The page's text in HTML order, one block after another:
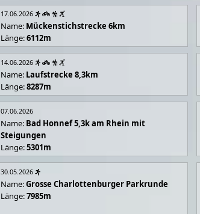
17.06.2026
Name: Mückenstichstrecke 6km
Länge:6112m
14.06.2026
Name: Laufstrecke 8,3km
Länge:8287m
07.06.2026
Name: Bad Honnef 5,3k am Rhein mit
Steigungen
Länge:5301m
30.05.2026
Name:Grosse Charlottenburger Parkrunde
Länge:7985m